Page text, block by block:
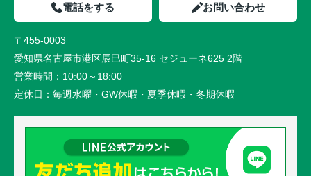
電話をする お問い合わせ
〒455-0003
愛知県名古屋市港区辰巳町35-16 セジューネ625 2階
営業時間： 10:00～18:00
定休日： 毎週水曜・GW休暇・夏季休暇・冬期休暇